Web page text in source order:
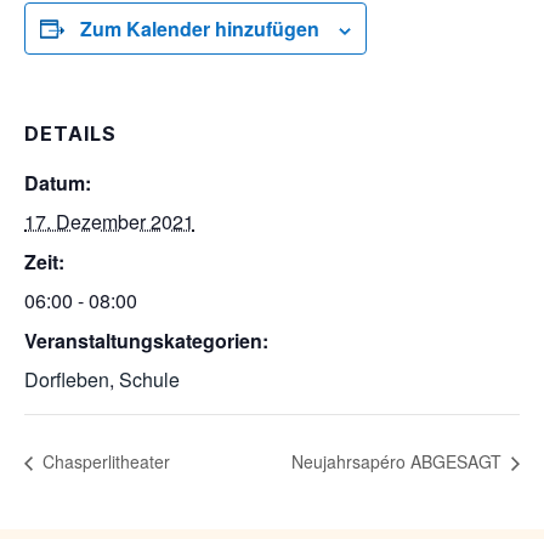
Zum Kalender hinzufügen
DETAILS
Datum:
17. Dezember 2021
Zeit:
06:00 - 08:00
Veranstaltungskategorien:
Dorfleben, Schule
Chasperlitheater Neujahrsapéro ABGESAGT